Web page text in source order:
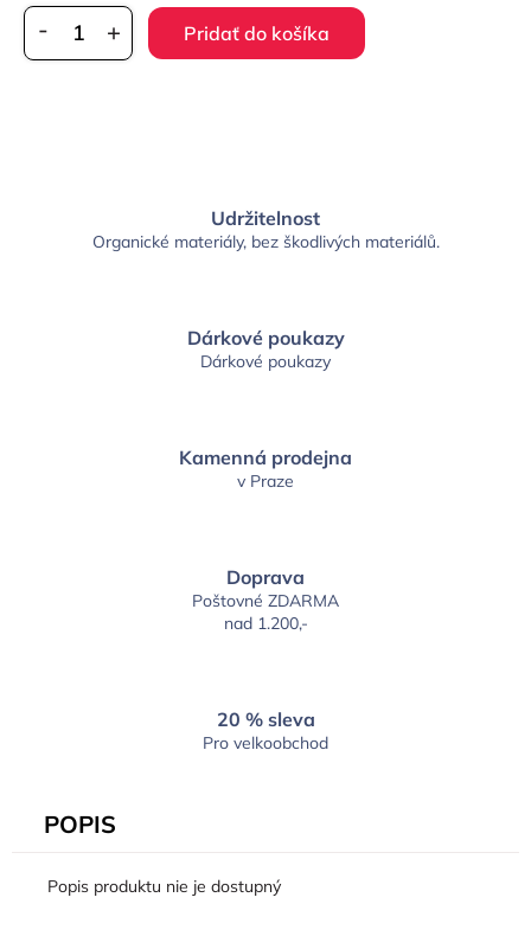
Pridať do košíka
Udržitelnost
Organické materiály, bez škodlivých materiálů.
Dárkové poukazy
Dárkové poukazy
Kamenná prodejna
v Praze
Doprava
Poštovné ZDARMA
nad 1.200,-
20 % sleva
Pro velkoobchod
POPIS
Popis produktu nie je dostupný